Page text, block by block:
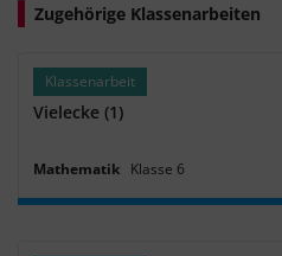
Zugehörige Klassenarbeiten
Klassenarbeit
Vielecke (1)
Mathematik Klasse 6